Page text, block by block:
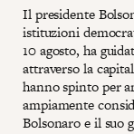
Il presidente
istituzioni
10 agosto, ha
attraverso la
hanno spinto per
ampiamente
Bolsonaro e il suo